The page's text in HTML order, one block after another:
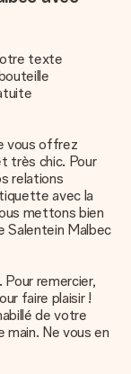
texte
vous offrez
très chic. Pour
relations
avec la
mettons bien
Salentein Malbec
remercier,
faire plaisir !
de votre
main. Ne vous en